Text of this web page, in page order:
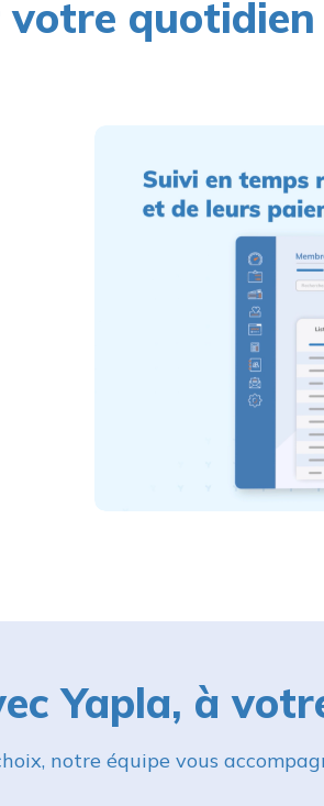
votre quotidien
Yapla, à
notre équipe vous